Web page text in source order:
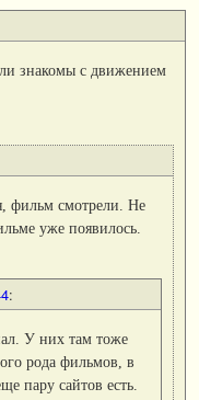
знакомы с движением
фильм смотрели. Не
уже появилось.
:
У них там тоже
рода фильмов, в
пару сайтов есть.